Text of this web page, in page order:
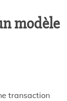
modèle
transaction